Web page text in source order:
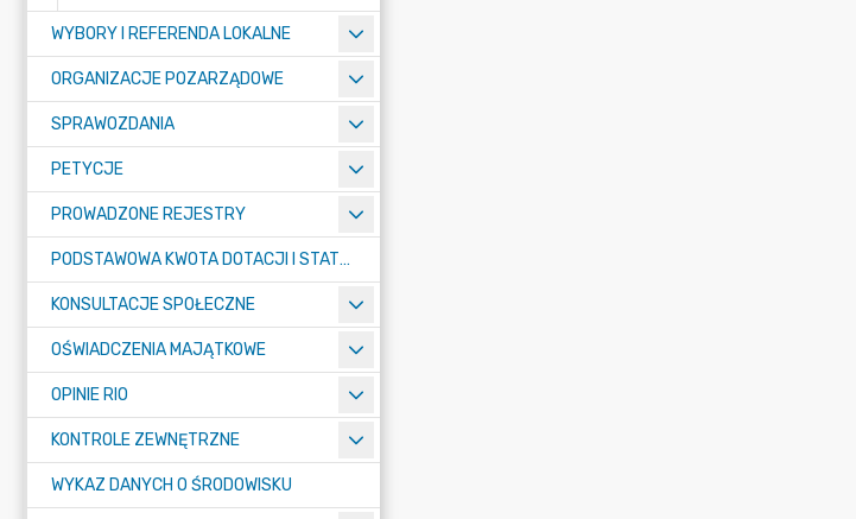
WYBORY I REFERENDA LOKALNE
ORGANIZACJE POZARZĄDOWE
SPRAWOZDANIA
PETYCJE
PROWADZONE REJESTRY
PODSTAWOWA KWOTA DOTACJI I STATYSTYCZNA LICZBA UCZNIÓW
KONSULTACJE SPOŁECZNE
OŚWIADCZENIA MAJĄTKOWE
OPINIE RIO
KONTROLE ZEWNĘTRZNE
WYKAZ DANYCH O ŚRODOWISKU